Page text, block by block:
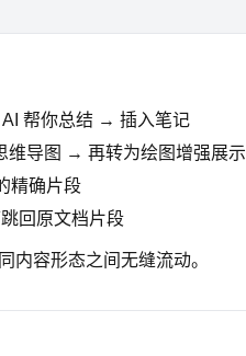
帮你总结 → 插入笔记
维导图 → 再转为绘图增强展示
精确片段
回原文档片段
内容形态之间无缝流动。